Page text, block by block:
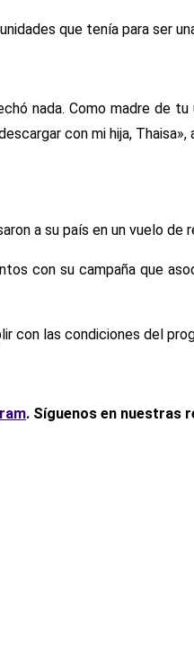
que tenía para ser
nada. Como madre de
con mi hija,
a su país en un vuelo de
con su campaña que
con las condiciones del
. Síguenos en nuestras